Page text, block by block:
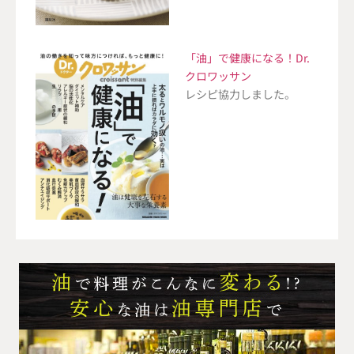
「油」で健康になる！Dr.
クロワッサン
レシピ協力しました。